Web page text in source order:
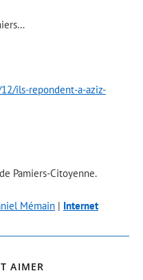
ils-repondent-a-aziz-
Pamiers-Citoyenne.
Mémain | Internet
AIMER